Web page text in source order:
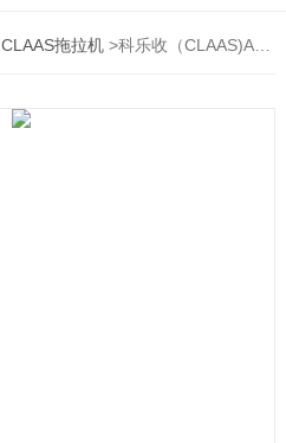
CLAAS拖拉机>科乐收（CLAAS)AXION 2404拖拉机